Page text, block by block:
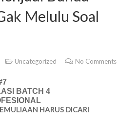
Melulu Soal
Uncategorized No Comments
BATCH 4
HARUS DICARI